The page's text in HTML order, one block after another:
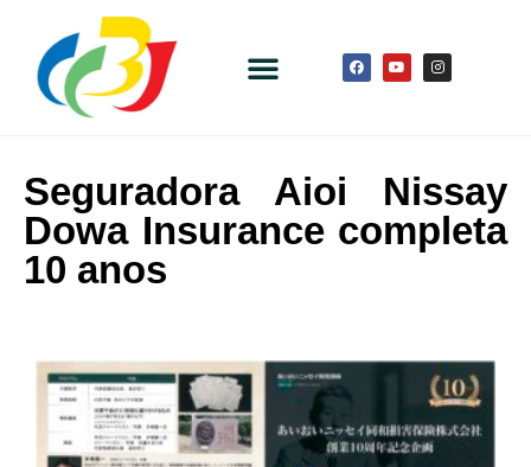
Seguradora Aioi Nissay
Dowa Insurance completa
10 anos